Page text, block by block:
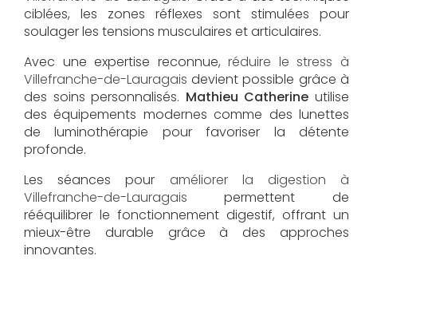
ciblées, les zones réflexes sont stimulées pour
soulager les tensions musculaires et articulaires.
Avec une expertise reconnue,réduire le stress à
Villefranche-de-Lauragais devient possible grâce à
des soins personnalisés. Mathieu Catherine utilise
des équipements modernes comme des lunettes
de luminothérapie pour favoriser la détente
profonde.
Les séances pour améliorer la digestion à
Villefranche-de-Lauragais permettent de
rééquilibrer le fonctionnement digestif, offrant un
mieux-être durable grâce à des approches
innovantes.